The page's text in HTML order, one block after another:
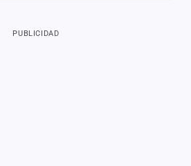
PUBLICIDAD